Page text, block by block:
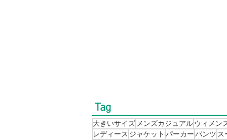
Tag
大きいサイズ メンズカジュアルウィメン
レディース ジャケット パーカーパンツ ス